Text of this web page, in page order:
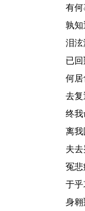
有何
孰知
泪泫
已
何居
去复
终我
离我
夫
冤悲
于乎
身翱